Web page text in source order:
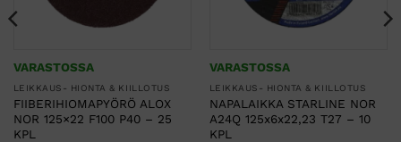
VARASTOSSA
LEIKKAUS- HIONTA & KIILLOTUS
FIIBERIHIOMAPYÖRÖ ALOX
NOR 125×22 F100 P40 – 25
KPL
VARASTOSSA
LEIKKAUS- HIONTA & KIILLOTUS
NAPALAIKKA STARLINE NOR
A24Q 125x6x22,23 T27 – 10
KPL